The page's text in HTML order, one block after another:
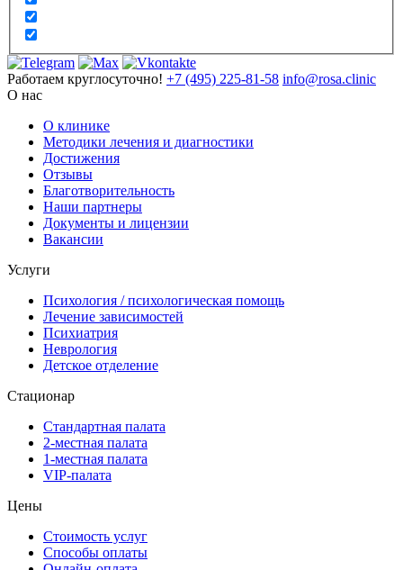
Работаем круглосуточно! +7 (495) 225-81-58 info@rosa.clinic
О нас
О клинике
Методики лечения и диагностики
Достижения
Отзывы
Благотворительность
Наши партнеры
Документы и лицензии
Вакансии
Услуги
Психология / психологическая помощь
Лечение зависимостей
Психиатрия
Неврология
Детское отделение
Стационар
Стандартная палата
2-местная палата
1-местная палата
VIP-палата
Цены
Стоимость услуг
Способы оплаты